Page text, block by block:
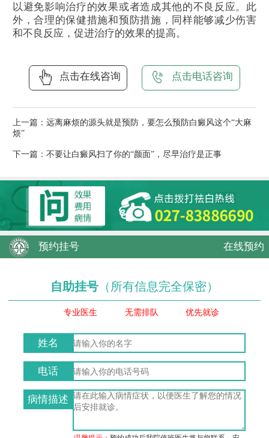
以避免影响治疗的效果或者造成其他的不良反应。此
外，合理的保健措施和预防措施，同样能够减少伤害
和不良反应，促进治疗的效果的提高。
点击在线咨询 点击电话咨询
上一篇： 远离麻烦的源头就是预防，要怎么预防白癜风这个“大麻
烦”
下一篇： 不要让白癜风扫了你的“颜面”，尽早治疗是正事
预约挂号 在线预约
自助挂号 （所有信息完全保密）
专业医生 无需排队 优先就诊
姓名
电话
病情描述